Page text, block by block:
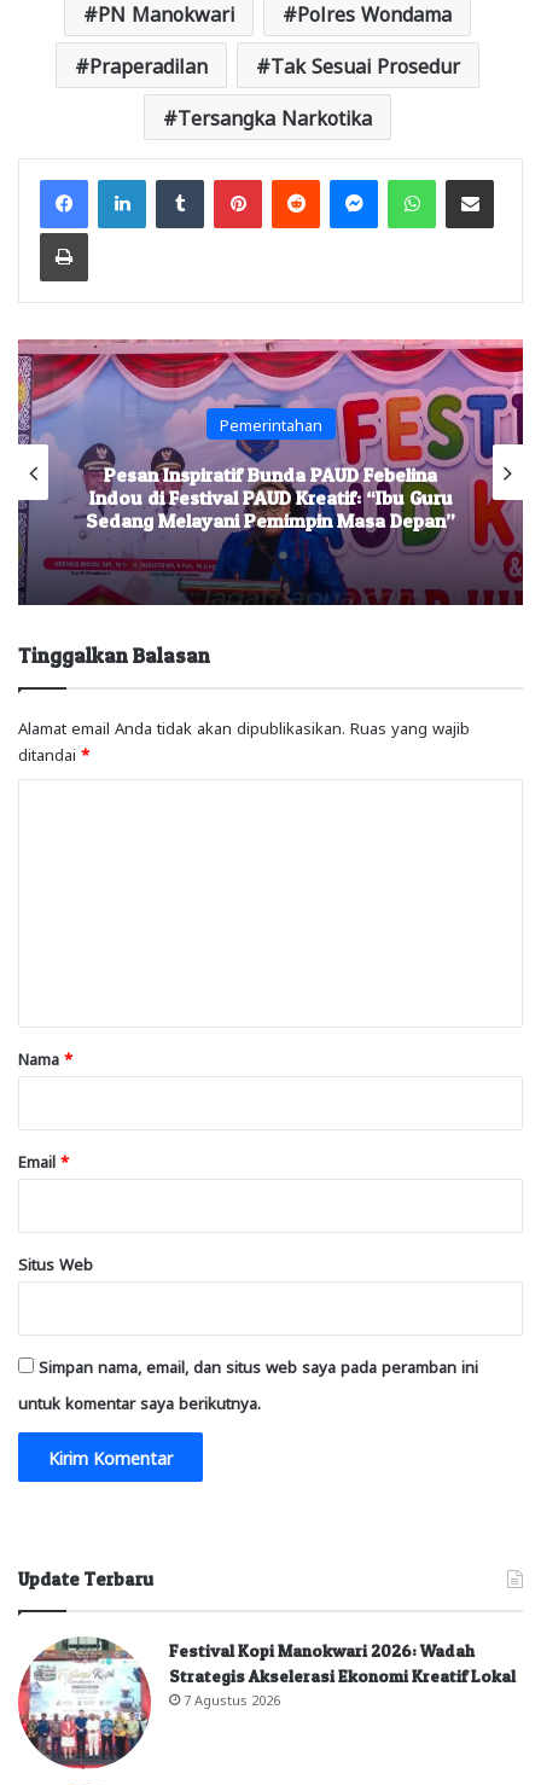
PN Manokwari Polres Wondama
Praperadilan Tak Sesuai Prosedur
Tersangka Narkotika
FacebookLinkedInTumblr PinterestReddit MessengerWhatsAppShare via Email
Print
Pemerintahan
Pesan Inspiratif Bunda PAUD Febelina
Indou di Festival PAUD Kreatif: “Ibu Guru
Sedang Melayani Pemimpin Masa Depan”
Tinggalkan Balasan
Alamat email Anda tidak akan dipublikasikan. Ruas yang wajib
ditandai *
rNama *
Email *
Situs Web
Simpan nama, email, dan situs web saya pada peramban ini
untuk komentar saya berikutnya.
Update Terbaru
Festival Kopi Manokwari 2026: Wadah
Strategis Akselerasi Ekonomi Kreatif Lokal
7 Agustus 2026